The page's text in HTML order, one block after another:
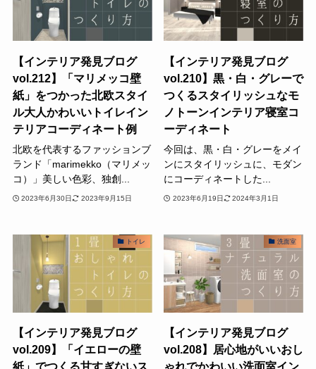
【インテリア発見ブログ
vol.212】「マリメッコ壁
紙」をつかった北欧スタイ
ル大人かわいいトイレイン
テリアコーディネート例
北欧を代表するファッションブ
ランド「marimekko（マリメッ
コ）」美しい色彩、独創...
2023年6月30日 2023年9月15日
【インテリア発見ブログ
vol.210】黒・白・グレーで
つくるスタイリッシュなモ
ノトーンインテリア寝室コ
ーディネート
今回は、黒・白・グレーをメイ
ンにスタイリッシュに、モダン
にコーディネートした...
2023年6月19日 2024年3月1日
トイレ
【インテリア発見ブログ
vol.209】「イエローの壁
紙」でつくる甘すぎないス
洗面室
【インテリア発見ブログ
vol.208】居心地がいいおし
ゃれでかわいい洗面室イン